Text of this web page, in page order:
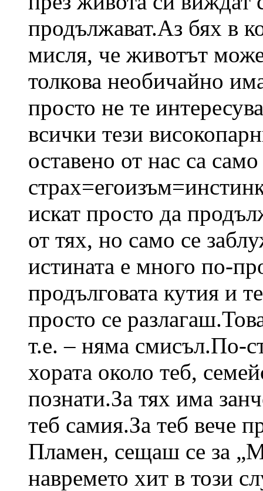
продължават.Аз бях в
мисля, че животът
толкова необичайно
просто не те
всички тези
оставено от нас са
искат просто да
от тях, но само се
истината е много по-
продълговата кутия и
просто се
т.е. – няма смисъл.По-
хората около теб,
познати.За тях има
теб самия.За теб вече
Пламен, сещаш се за
навремето хит в този